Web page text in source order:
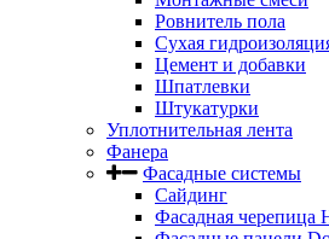
Ровнитель пола
Сухая
Цемент и добавки
Шпатлевки
Штукатурки
Уплотнительная лента
Фанера
Фасадные системы
Сайдинг
Фасадная черепица